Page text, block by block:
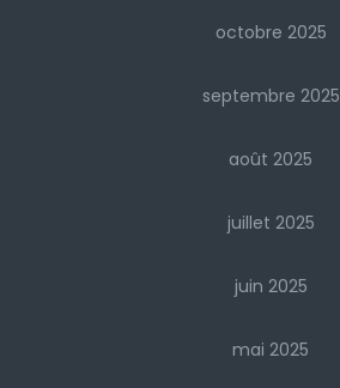
octobre 2025
septembre 2025
août 2025
juillet 2025
juin 2025
mai 2025